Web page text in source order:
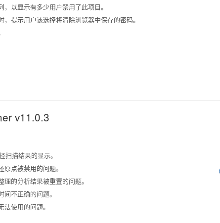
以显示有多少用户禁用了此项目。
提示用户该选择将清除浏览器中保存的密码。
v11.0.3
描结果的显示。
点被禁用的问题。
的分析结果被重置的问题。
不正确的问题。
使用的问题。